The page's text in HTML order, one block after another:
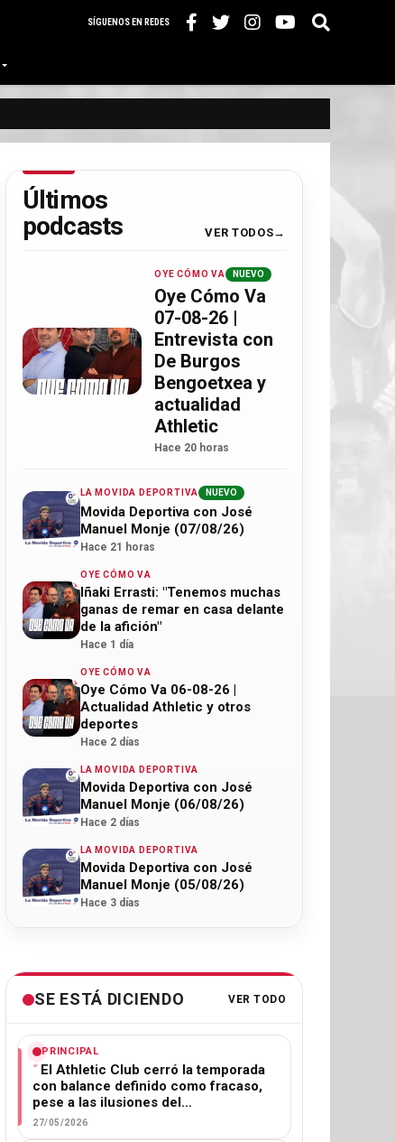
SÍGUENOS EN REDES
Últimos
podcasts
VER TODOS
OYE CÓMO VA NUEVO
Oye Cómo Va
07-08-26 |
Entrevista con
De Burgos
Bengoetxea y
actualidad
Athletic
Hace 20 horas
LA MOVIDA DEPORTIVA NUEVO
Movida Deportiva con José
Manuel Monje (07/08/26)
Hace 21 horas
OYE CÓMO VA
Iñaki Errasti: "Tenemos muchas
ganas de remar en casa delante
de la afición"
Hace 1 día
OYE CÓMO VA
Oye Cómo Va 06-08-26 |
Actualidad Athletic y otros
deportes
Hace 2 días
LA MOVIDA DEPORTIVA
Movida Deportiva con José
Manuel Monje (06/08/26)
Hace 2 días
LA MOVIDA DEPORTIVA
Movida Deportiva con José
Manuel Monje (05/08/26)
Hace 3 días
SE ESTÁ DICIENDO VER TODO
PRINCIPAL
El Athletic Club cerró la temporada
con balance definido como fracaso,
pese a las ilusiones del…
27/05/2026